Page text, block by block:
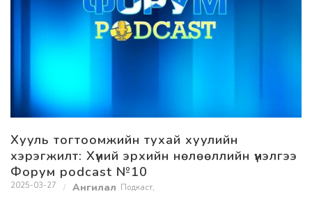
Хууль тогтоомжийн тухай хуулийн
хэрэгжилт: Хүний эрхийн нөлөөллийн үнэлгээ
Форум podcast №10
2025-03-27 Подкаст,